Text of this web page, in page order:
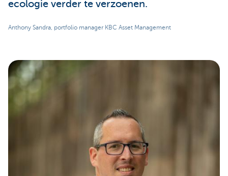
ecologie verder te verzoenen.
Anthony Sandra, portfolio manager KBC Asset Management